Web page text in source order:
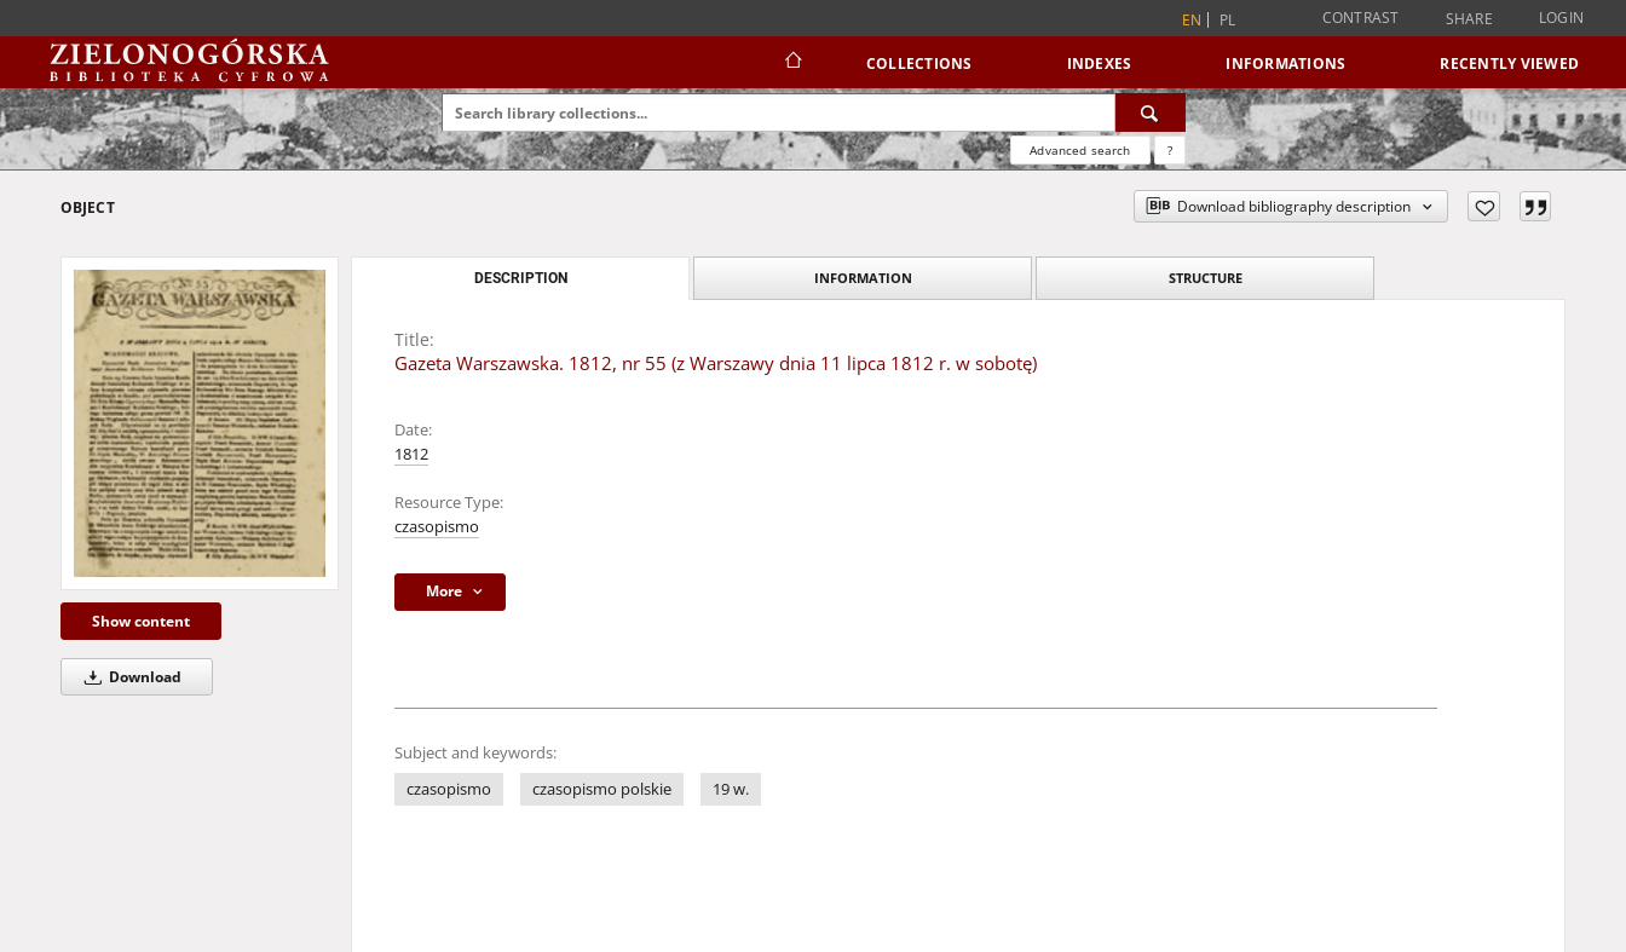
EN PL CONTRAST SHARE LOGIN
COLLECTIONS INDEXES INFORMATIONS RECENTLY VIEWED
Advanced search ?
OBJECT Download bibliography description
Show content
Download
DESCRIPTION INFORMATION STRUCTURE
Title:
Gazeta Warszawska. 1812, nr 55 (z Warszawy dnia 11 lipca 1812 r. w sobotę)
Date:
1812
Resource Type:
czasopismo
More
Subject and keywords:
czasopismo
czasopismo polskie 19 w.